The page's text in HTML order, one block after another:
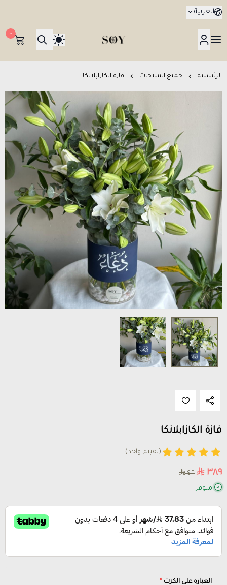
العربية
هدايا جدة SOY Gifts بتوصيل في نفس اليوم
٠
الرئيسية جميع المنتجات فازة الكازابلانكا
فازة الكازابلانكا
(تقييم واحد)
٣٨٩
٤١٦
متوفر
العباره على الكرت *